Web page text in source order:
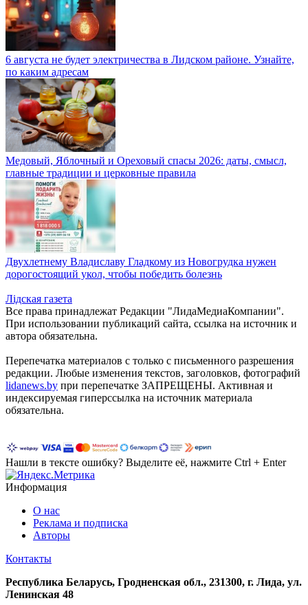
6 августа не будет электричества в Лидском районе. Узнайте,
по каким адресам
Медовый, Яблочный и Ореховый спасы 2026: даты, смысл,
главные традиции и церковные правила
Двухлетнему Владиславу Гладкому из Новогрудка нужен
дорогостоящий укол, чтобы победить болезнь
Лiдская газета
Все права принадлежат Редакции "ЛидаМедиаКомпании".
При использовании публикаций сайта, ссылка на источник и
автора обязательна.
Перепечатка материалов c только с письменного разрешения
редакции. Любые изменения текстов, заголовков, фотографий
lidanews.by при перепечатке ЗАПРЕЩЕНЫ. Активная и
индексируемая гиперссылка на источник материала
обязательна.
Нашли в тексте ошибку? Выделите её, нажмите Ctrl + Enter
Информация
О нас
Реклама и подписка
Авторы
Контакты
Республика Беларусь, Гродненская обл., 231300, г. Лида, ул.
Ленинская 48